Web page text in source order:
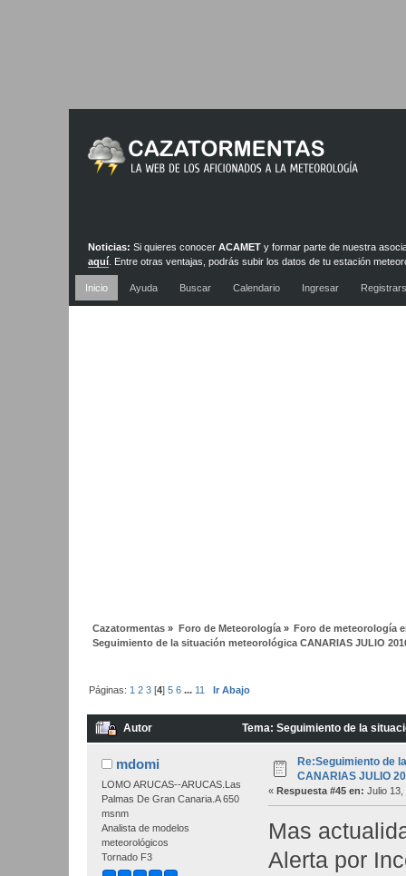
Noticias: Si quieres conocerACAMET y formar parte de nuestra
aquí . Entre otras ventajas, podrás subir los datos de tu estación
nuestra red de estaciones y webcams
Inicio
Ayuda Buscar Calendario Ingresar
Cazatormentas » Foro de Meteorología» Foro de meteorología
Seguimiento de la situación meteorológica CANARIAS JULIO
Páginas: 1 2 3 [4]5 6 ... 11 Ir Abajo
Autor Tema: Seguimiento de la
mdomi
LOMO ARUCAS--ARUCAS.Las
Palmas De Gran Canaria.A 650
msnm
Analista de modelos
meteorológicos
Tornado F3
Re:Seguimiento de
CANARIAS JULIO
« Respuesta #45 en: Julio 13,
Mas
Alerta por